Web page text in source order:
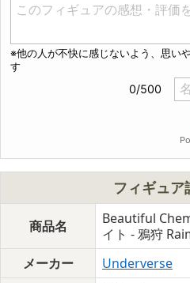
フィギュア
商品名
Beautiful
イト - 鴉狩
メーカー
Underverse